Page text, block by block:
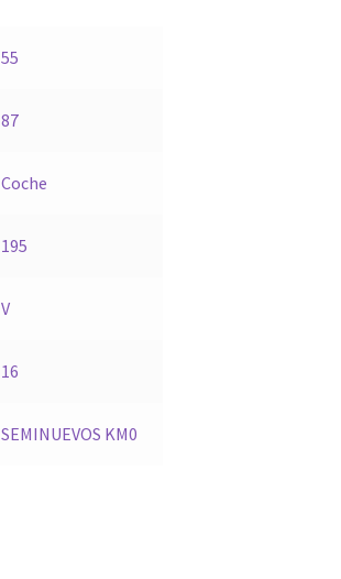
55
87
Coche
195
V
16
SEMINUEVOS KM0